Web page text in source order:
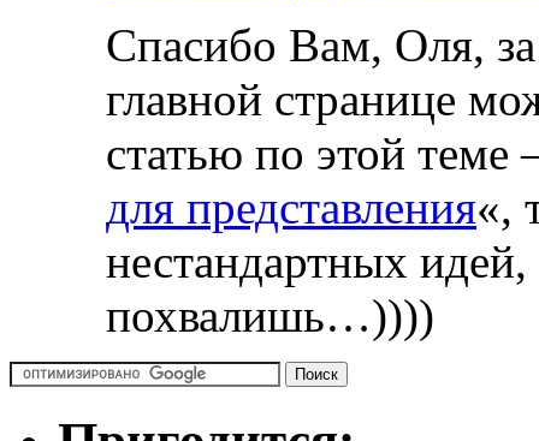
Спасибо Вам, Оля,
главной странице
статью по этой
для представления«,
нестандартных
похвалишь…))))